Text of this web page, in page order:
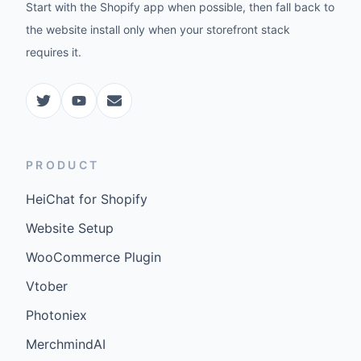
Start with the Shopify app when possible, then fall back to
the website install only when your storefront stack
requires it.
PRODUCT
HeiChat for Shopify
Website Setup
WooCommerce Plugin
Vtober
Photoniex
MerchmindAI